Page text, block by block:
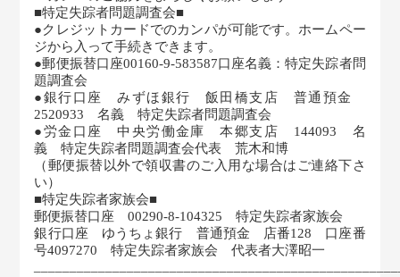
■特定失踪者問題調査会■
●クレジットカードでのカンパが可能です。ホームペー
ジから入って手続きできます。
●郵便振替口座00160-9-583587口座名義：特定失踪者問
題調査会
●銀行口座 みずほ銀行 飯田橋支店 普通預金
2520933 名義 特定失踪者問題調査会
●労金口座 中央労働金庫 本郷支店 144093 名
義 特定失踪者問題調査会代表 荒木和博
（郵便振替以外で領収書のご入用な場合はご連絡下さ
い）
■特定失踪者家族会■
郵便振替口座 00290-8-104325 特定失踪者家族会
銀行口座 ゆうちょ銀行 普通預金 店番128 口座番
号4097270 特定失踪者家族会 代表者大澤昭一